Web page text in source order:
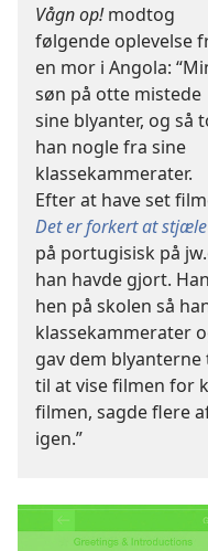
Vågn op!modtog
følgende oplevelse
en mor i Angola:
søn på otte mistede
sine blyanter, og så
han nogle fra sine
klassekammerater.
Efter at have set
Det er forkert at stjæle
på portugisisk på
han havde gjort.
hen på skolen så
klassekammerater
gav dem
til at vise filmen for
filmen, sagde flere
igen.”